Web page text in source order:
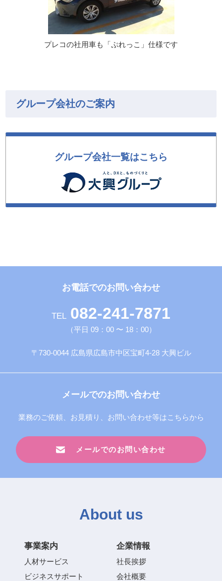
プレコの社用車も「ぷれっこ」仕様です
グループ会社のご案内
グループ会社一覧はこちら
お電話でのお問い合わせ
TEL 082-241-7871
（平日 09：00 〜 18：00）
〒730-0044 広島県広島市中区宝町4-28 大興ビル
メールでのお問い合わせ
業務のご依頼、お見積り、お問い合わせ等はこちらから
メールでのお問い合わせ
About us
事業案内
人材サービス
ビジネスサポート
企業情報
社長挨拶
会社概要